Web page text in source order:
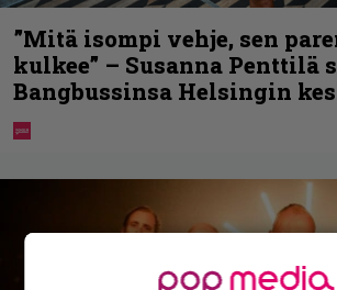
”Mitä isompi vehje, sen
kulkee” – Susanna Penttilä
Bangbussinsa Helsingin